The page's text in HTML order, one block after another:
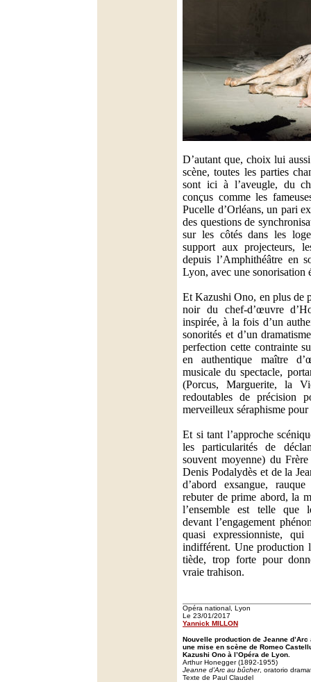
D’autant que, choix lui
scène, toutes les parties
sont ici à l’aveugle, du
conçus comme les
Pucelle d’Orléans, un pari
des questions de
sur les côtés dans les
support aux projecteurs,
depuis l’Amphithéâtre en
Lyon, avec une sonorisation
Et Kazushi Ono, en plus de
noir du chef-d’œuvre
inspirée, à la fois d’un
sonorités et d’un
perfection cette contrainte
en authentique maître
musicale du spectacle,
(Porcus, Marguerite, la
redoutables de précision
merveilleux séraphisme pour
Et si tant l’approche
les particularités de
souvent moyenne) du
Denis Podalydès et de la
d’abord exsangue,
rebuter de prime abord, la
l’ensemble est telle que
devant l’engagement
quasi expressionniste, qui
indifférent. Une production
tiède, trop forte pour
vraie trahison.
Opéra national, Lyon
Le 23/01/2017
Yannick MILLON
Nouvelle production de Jeanne
une mise en scène de Romeo
Kazushi Ono à l’Opéra de Lyon.
Arthur Honegger (1892-1955)
Jeanne d’Arc au bûcher, oratorio
Texte de Paul Claudel